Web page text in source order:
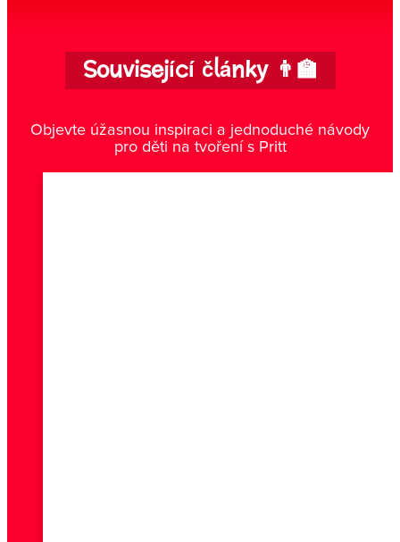
Související články 👨‍🏫
Objevte úžasnou inspiraci a jednoduché návody
pro děti na tvoření s Pritt